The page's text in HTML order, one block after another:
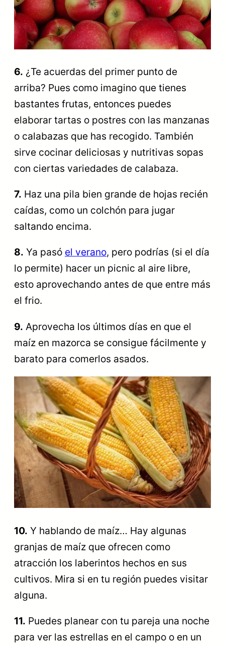
6. ¿Te acuerdas del primer punto de
arriba? Pues como imagino que tienes
bastantes frutas, entonces puedes
elaborar tartas o postres con las manzanas
o calabazas que has recogido. También
sirve cocinar deliciosas y nutritivas sopas
con ciertas variedades de calabaza.
7. Haz una pila bien grande de hojas recién
caídas, como un colchón para jugar
saltando encima.
8. Ya pasó el verano, pero podrías (si el día
lo permite) hacer un picnic al aire libre,
esto aprovechando antes de que entre más
el frio.
9. Aprovecha los últimos días en que el
maíz en mazorca se consigue fácilmente y
barato para comerlos asados.
10. Y hablando de maíz… Hay algunas
granjas de maíz que ofrecen como
atracción los laberintos hechos en sus
cultivos. Mira si en tu región puedes visitar
alguna.
11. Puedes planear con tu pareja una noche
para ver las estrellas en el campo o en un